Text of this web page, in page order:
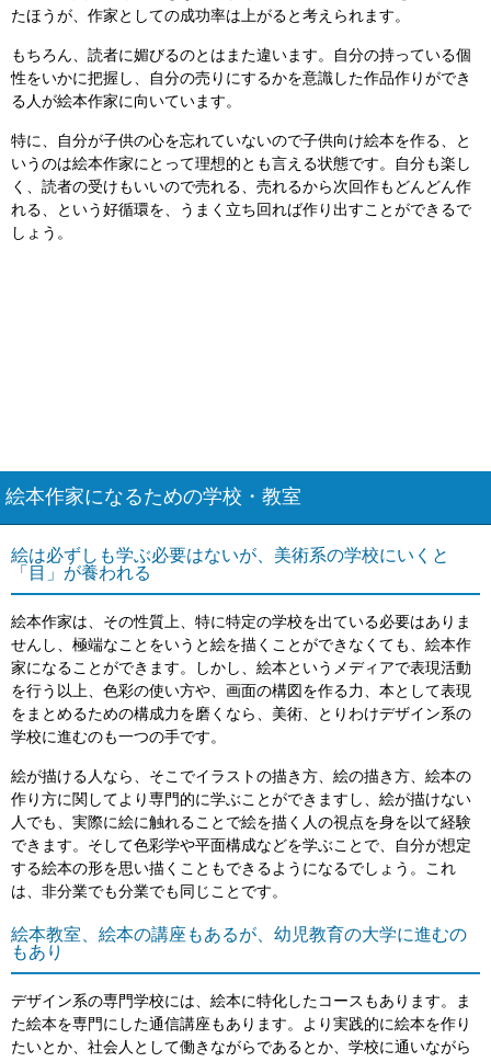
たほうが、作家としての成功率は上がると考えられます。
もちろん、読者に媚びるのとはまた違います。自分の持っている個
性をいかに把握し、自分の売りにするかを意識した作品作りができ
る人が絵本作家に向いています。
特に、自分が子供の心を忘れていないので子供向け絵本を作る、と
いうのは絵本作家にとって理想的とも言える状態です。自分も楽し
く、読者の受けもいいので売れる、売れるから次回作もどんどん作
れる、という好循環を、うまく立ち回れば作り出すことができるで
しょう。
絵本作家になるための学校・教室
絵は必ずしも学ぶ必要はないが、美術系の学校にいくと
「目」が養われる
絵本作家は、その性質上、特に特定の学校を出ている必要はありま
せんし、極端なことをいうと絵を描くことができなくても、絵本作
家になることができます。しかし、絵本というメディアで表現活動
を行う以上、色彩の使い方や、画面の構図を作る力、本として表現
をまとめるための構成力を磨くなら、美術、とりわけデザイン系の
学校に進むのも一つの手です。
絵が描ける人なら、そこでイラストの描き方、絵の描き方、絵本の
作り方に関してより専門的に学ぶことができますし、絵が描けない
人でも、実際に絵に触れることで絵を描く人の視点を身を以て経験
できます。そして色彩学や平面構成などを学ぶことで、自分が想定
する絵本の形を思い描くこともできるようになるでしょう。これ
は、非分業でも分業でも同じことです。
絵本教室、絵本の講座もあるが、幼児教育の大学に進むの
もあり
デザイン系の専門学校には、絵本に特化したコースもあります。ま
た絵本を専門にした通信講座もあります。より実践的に絵本を作り
たいとか、社会人として働きながらであるとか、学校に通いながら